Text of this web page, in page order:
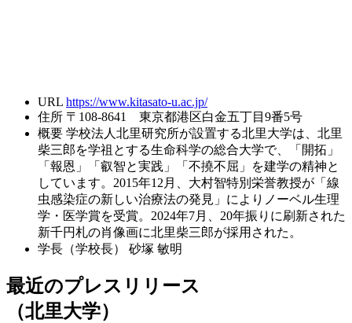
URL https://www.kitasato-u.ac.jp/
住所 〒108-8641 東京都港区白金五丁目9番5号
概要 学校法人北里研究所が設置する北里大学は、北里
柴三郎を学祖とする生命科学の総合大学で、「開拓」
「報恩」「叡智と実践」「不撓不屈」を建学の精神と
しています。2015年12月、大村智特別栄誉教授が「線
虫感染症の新しい治療法の発見」によりノーベル生理
学・医学賞を受賞。2024年7月、20年振りに刷新された
新千円札の肖像画に北里柴三郎が採用された。
学長（学校長）
砂塚 敏明
最近のプレスリリース
（北里大学）